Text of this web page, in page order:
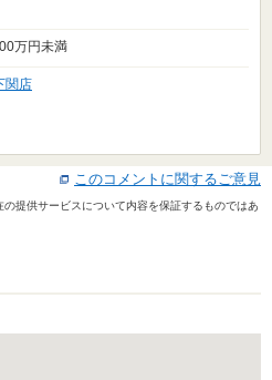
万円未満
関店
このコメントに関するご意見
提供サービスについて内容を保証するものではあ